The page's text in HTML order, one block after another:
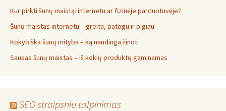
Kur pirkti šunų maistą: internetu ar fizinėje parduotuvėje?
Šunų maistas internetu – greita, patogu ir pigiau
Kokybiška šunų mityba – ką naudinga žinoti
Sausas šunų maistas – iš kokių produktų gaminamas
SEO straipsniu talpinimas